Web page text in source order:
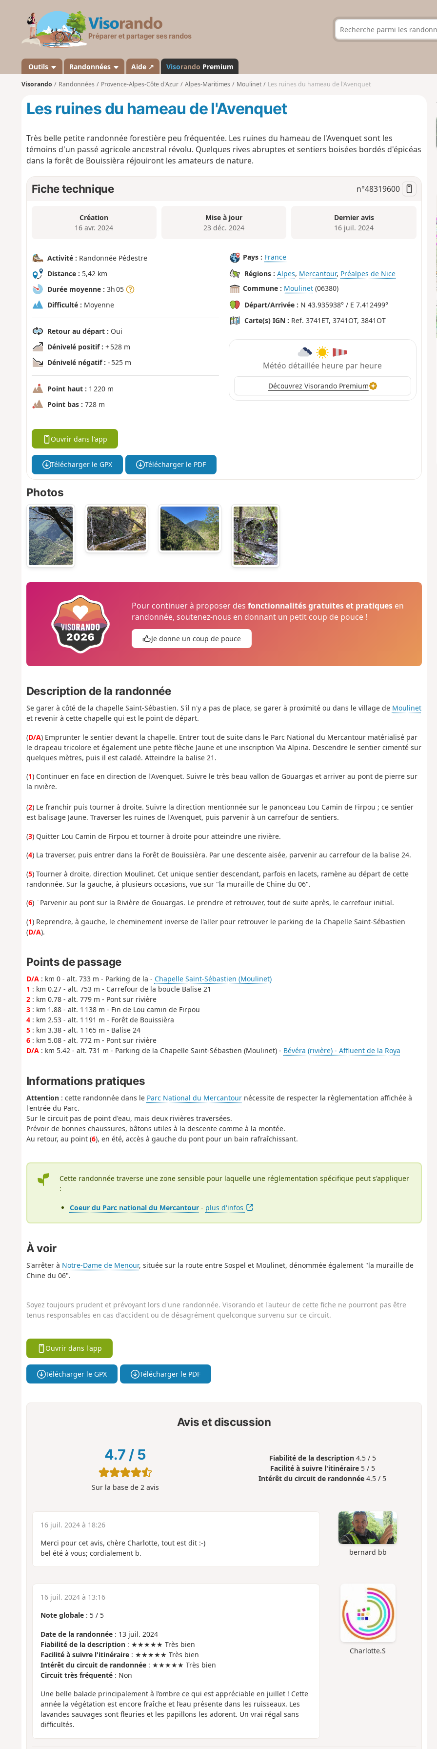
s
a
n
d
Outils Randonnées Aide ↗ Visorando Premium
Visorando Randonnées Provence-Alpes-Côte d'Azur Alpes-Maritimes Moulinet Les ruines du hameau de l'Avenquet
Les ruines du hameau de l'Avenquet
Très belle petite randonnée forestière peu fréquentée. Les ruines du hameau de l'Avenquet sont les
témoins d'un passé agricole ancestral révolu. Quelques rives abruptes et sentiers boisées bordés d'épicéas
dans la forêt de Bouissièra réjouiront les amateurs de nature.
Fiche technique n°48319600
Création
16 avr. 2024
Mise à jour
23 déc. 2024
Dernier avis
16 juil. 2024
Activité : Randonnée Pédestre
Distance : 5,42 km
Durée moyenne : 3h 05
Difficulté : Moyenne
Retour au départ : Oui
Dénivelé positif : + 528 m
Dénivelé négatif : - 525 m
Point haut : 1 220 m
Point bas : 728 m
Pays : France
Régions : Alpes, Mercantour, Préalpes de Nice
Commune : Moulinet (06380)
Départ/Arrivée : N 43.935938° / E 7.412499°
Carte(s) IGN : Ref. 3741ET, 3741OT, 3841OT
Météo détaillée heure par heure
Découvrez Visorando Premium
Ouvrir dans l'app
Télécharger le GPX Télécharger le PDF
Photos
Pour continuer à proposer desfonctionnalités gratuites et pratiques en
randonnée, soutenez-nous en donnant un petit coup de pouce !
Je donne un coup de pouce
Description de la randonnée
Se garer à côté de la chapelle Saint-Sébastien. S'il n'y a pas de place, se garer à proximité ou dans le village de Moulinet
et revenir à cette chapelle qui est le point de départ.
(D/A) Emprunter le sentier devant la chapelle. Entrer tout de suite dans le Parc National du Mercantour matérialisé par
le drapeau tricolore et également une petite flèche Jaune et une inscription Via Alpina. Descendre le sentier cimenté sur
quelques mètres, puis il est caladé. Atteindre la balise 21.
(1) Continuer en face en direction de l'Avenquet. Suivre le très beau vallon de Gouargas et arriver au pont de pierre sur
la rivière.
(2) Le franchir puis tourner à droite. Suivre la direction mentionnée sur le panonceau Lou Camin de Firpou ; ce sentier
est balisage Jaune. Traverser les ruines de l'Avenquet, puis parvenir à un carrefour de sentiers.
(3) Quitter Lou Camin de Firpou et tourner à droite pour atteindre une rivière.
(4) La traverser, puis entrer dans la Forêt de Bouissièra. Par une descente aisée, parvenir au carrefour de la balise 24.
(5) Tourner à droite, direction Moulinet. Cet unique sentier descendant, parfois en lacets, ramène au départ de cette
randonnée. Sur la gauche, à plusieurs occasions, vue sur "la muraille de Chine du 06".
(6) ¨Parvenir au pont sur la Rivière de Gouargas. Le prendre et retrouver, tout de suite après, le carrefour initial.
(1) Reprendre, à gauche, le cheminement inverse de l'aller pour retrouver le parking de la Chapelle Saint-Sébastien
(D/A).
Points de passage
D/A: km 0 - alt. 733 m - Parking de la - Chapelle Saint-Sébastien (Moulinet)
1 : km 0.27 - alt. 753 m - Carrefour de la boucle Balise 21
2: km 0.78 - alt. 779 m - Pont sur rivière
3: km 1.88 - alt. 1 138 m - Fin de Lou camin de Firpou
4: km 2.53 - alt. 1 191 m - Forêt de Bouissièra
5: km 3.38 - alt. 1 165 m - Balise 24
6: km 5.08 - alt. 772 m - Pont sur rivière
D/A: km 5.42 - alt. 731 m - Parking de la Chapelle Saint-Sébastien (Moulinet) - Bévéra (rivière) - Affluent de la Roya
Informations pratiques
Attention: cette randonnée dans le Parc National du Mercantournécessite de respecter la règlementation affichée à
l'entrée du Parc.
Sur le circuit pas de point d'eau, mais deux rivières traversées.
Prévoir de bonnes chaussures, bâtons utiles à la descente comme à la montée.
Au retour, au point (6), en été, accès à gauche du pont pour un bain rafraîchissant.
Cette randonnée traverse une zone sensible pour laquelle une réglementation spécifique peut s'appliquer
:
Coeur du Parc national du Mercantour- plus d'infos
À voir
S'arrêter à Notre-Dame de Menour, située sur la route entre Sospel et Moulinet, dénommée également "la muraille de
Chine du 06".
Soyez toujours prudent et prévoyant lors d'une randonnée. Visorando et l'auteur de cette fiche ne pourront pas être
tenus responsables en cas d'accident ou de désagrément quelconque survenu sur ce circuit.
Ouvrir dans l'app
Télécharger le GPX Télécharger le PDF
Avis et discussion
4.7 / 5
Sur la base de 2 avis
Fiabilité de la description 4.5 / 5
Facilité à suivre l'itinéraire 5 / 5
Intérêt du circuit de randonnée 4.5 / 5
bernard bb
16 juil. 2024 à 18:26
Merci pour cet avis, chère Charlotte, tout est dit :-)
bel été à vous; cordialement b.
Charlotte.S
16 juil. 2024 à 13:16
Note globale: 5/ 5
Date de la randonnée: 13 juil. 2024
Fiabilité de la description: ★★★★★ Très bien
Facilité à suivre l'itinéraire: ★★★★★ Très bien
Intérêt du circuit de randonnée: ★★★★★ Très bien
Circuit très fréquenté: Non
Une belle balade principalement à l’ombre ce qui est appréciable en juillet ! Cette
année la végétation est encore fraîche et l’eau présente dans les ruisseaux. Les
lavandes sauvages sont fleuries et les papillons les adorent. Un vrai régal sans
difficultés.